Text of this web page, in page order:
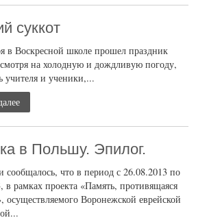
суккот
в Воскресной школе прошел праздник
на холодную и дождливую погоду,
учителя и ученики,...
в Польшу. Эпилог.
сообщалось, что в период с 26.08.2013 по
в рамках проекта «Память, противящаяся
осуществляемого Воронежской еврейской